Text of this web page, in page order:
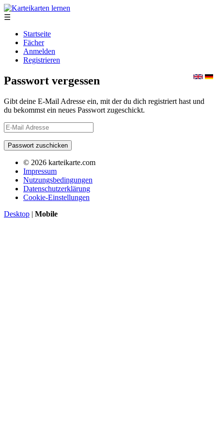
☰
Startseite
Fächer
Anmelden
Registrieren
Passwort vergessen
Gibt deine E-Mail Adresse ein, mit der du dich registriert hast und
du bekommst ein neues Passwort zugeschickt.
© 2026 karteikarte.com
Impressum
Nutzungsbedingungen
Datenschutzerklärung
Cookie-Einstellungen
Desktop | Mobile